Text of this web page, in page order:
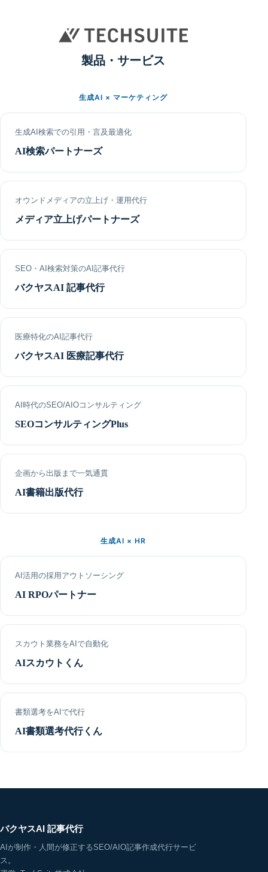
製品・サービス
生成AI × マーケティング
生成AI検索での引用・言及最適化
AI検索パートナーズ
オウンドメディアの立上げ・運用代行
メディア立上げパートナーズ
SEO・AI検索対策のAI記事代行
バクヤスAI 記事代行
医療特化のAI記事代行
バクヤスAI 医療記事代行
AI時代のSEO/AIOコンサルティング
SEOコンサルティングPlus
企画から出版まで一気通貫
AI書籍出版代行
生成AI × HR
AI活用の採用アウトソーシング
AI RPOパートナー
スカウト業務をAIで自動化
AIスカウトくん
書類選考をAIで代行
AI書類選考代行くん
バクヤスAI 記事代行
AIが制作・人間が修正するSEO/AIO記事作成代行サービ
ス。